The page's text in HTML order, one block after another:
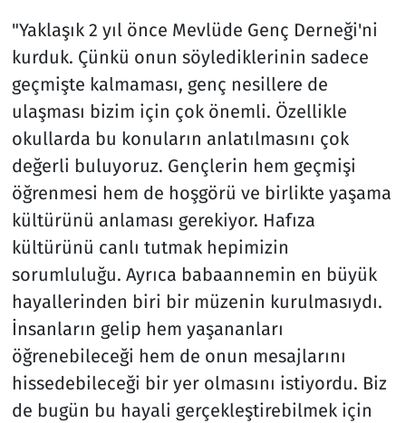
"Yaklaşık 2 yıl önce Mevlüde Genç Derneği'ni
kurduk. Çünkü onun söylediklerinin sadece
geçmişte kalmaması, genç nesillere de
ulaşması bizim için çok önemli. Özellikle
okullarda bu konuların anlatılmasını çok
değerli buluyoruz. Gençlerin hem geçmişi
öğrenmesi hem de hoşgörü ve birlikte yaşama
kültürünü anlaması gerekiyor. Hafıza
kültürünü canlı tutmak hepimizin
sorumluluğu. Ayrıca babaannemin en büyük
hayallerinden biri bir müzenin kurulmasıydı.
İnsanların gelip hem yaşananları
öğrenebileceği hem de onun mesajlarını
hissedebileceği bir yer olmasını istiyordu. Biz
de bugün bu hayali gerçekleştirebilmek için